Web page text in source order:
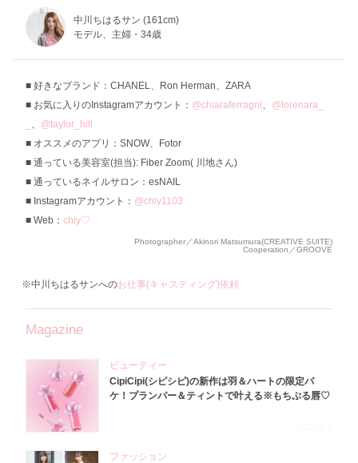
中川ちはるサン (161cm)
モデル、主婦・34歳
好きなブランド：CHANEL、Ron Herman、ZARA
お気に入りのInstagramアカウント： @chiaraferragni、 @lorenara_
、 @taylor_hill
オススメのアプリ：SNOW、Fotor
通っている美容室(担当): Fiber Zoom( 川地さん)
通っているネイルサロン：esNAIL
Instagramアカウント： @chiy1103
Web： chiy♡
Photographer／Akinori Matsumura(CREATIVE SUITE)
Cooperation／GROOVE
※中川ちはるサンへのお仕事(キャスティング)依頼
Magazine
ビューティー
CipiCipi(シピシピ)の新作は羽＆ハートの限定パ
ケ！プランパー＆ティントで叶える※もちぷる唇♡
ファッション